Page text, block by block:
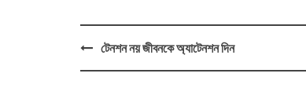
Postটেনশন নয় জীবনকে অ্যাটেনশন দিন